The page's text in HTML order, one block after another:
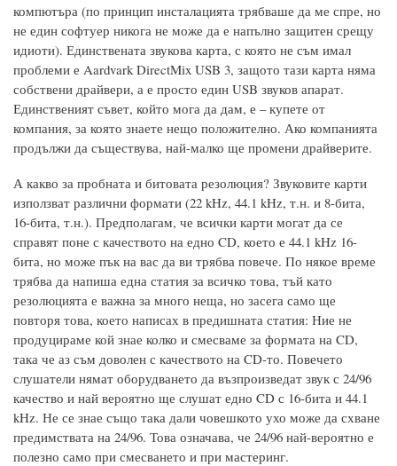
компютъра (по принцип инсталацията трябваше да ме спре, но
не един софтуер никога не може да е напълно защитен срещу
идиоти). Единствената звукова карта, с която не съм имал
проблеми е Aardvark DirectMix USB 3, защото тази карта няма
собствени драйвери, а е просто един USB звуков апарат.
Единственият съвет, който мога да дам, е – купете от
компания, за която знаете нещо положително. Ако компанията
продължи да съществува, най-малко ще промени драйверите.
А какво за пробната и битовата резолюция? Звуковите карти
използват различни формати (22 kHz, 44.1 kHz, т.н. и 8-бита,
16-бита, т.н.). Предполагам, че всички карти могат да се
справят поне с качеството на едно CD, което е 44.1 kHz 16-
бита, но може пък на вас да ви трябва повече. По някое време
трябва да напиша една статия за всичко това, тъй като
резолюцията е важна за много неща, но засега само ще
повторя това, което написах в предишната статия: Ние не
продуцираме кой знае колко и смесваме за формата на CD,
така че аз съм доволен с качеството на CD-то. Повечето
слушатели нямат оборудването да възпроизведат звук с 24/96
качество и най вероятно ще слушат едно CD с 16-бита и 44.1
kHz. Не се знае също така дали човешкото ухо може да схване
предимствата на 24/96. Това означава, че 24/96 най-вероятно е
полезно само при смесването и при мастеринг.